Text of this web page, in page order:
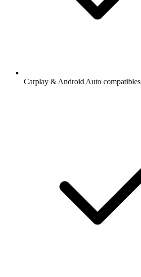
Carplay & Android Auto compatibles